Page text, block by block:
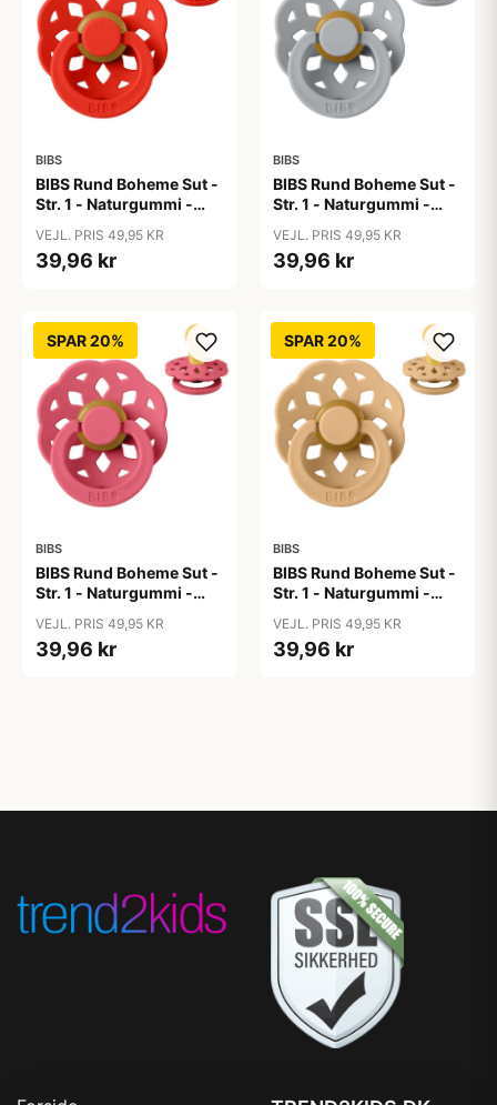
BIBS
BIBS Rund Boheme Sut -
Str. 1 - Naturgummi -
VEJL. PRIS 49,95 KR
39,96 kr
BIBS
BIBS Rund Boheme Sut -
Str. 1 - Naturgummi -
VEJL. PRIS 49,95 KR
39,96 kr
SPAR 20%
BIBS
BIBS Rund Boheme Sut -
Str. 1 - Naturgummi -
VEJL. PRIS 49,95 KR
39,96 kr
SPAR 20%
BIBS
BIBS Rund Boheme Sut -
Str. 1 - Naturgummi -
VEJL. PRIS 49,95 KR
39,96 kr